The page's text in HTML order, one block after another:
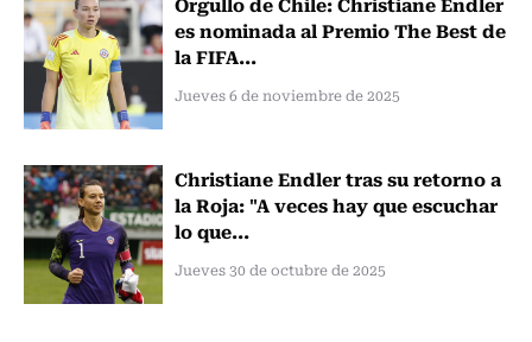
es nominada al Premio The Best de
la FIFA...
Jueves 6 de noviembre de 2025
Christiane Endler tras su retorno a
la Roja: "A veces hay que escuchar
lo que...
Jueves 30 de octubre de 2025